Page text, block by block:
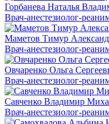
Горбанева Наталья
Врач-анестезиолог-
Маметов Тимур
Врач-анестезиолог-
Овчаренко Ольга
Врач-анестезиолог-
Савченко Владимир
Врач-анестезиолог-